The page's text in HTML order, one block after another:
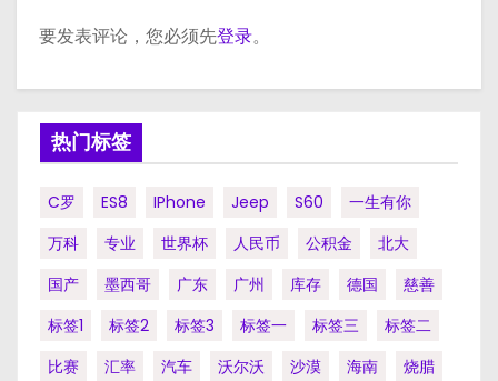
要发表评论，您必须先登录。
热门标签
C罗 ES8 IPhone Jeep S60
一生有你
万科
专业 世界杯 人民币 公积金
北大
国产
墨西哥 广东 广州 库存 德国
慈善
标签1
标签2 标签3 标签一 标签三
标签二
比赛
汇率 汽车 沃尔沃 沙漠 海南
烧腊